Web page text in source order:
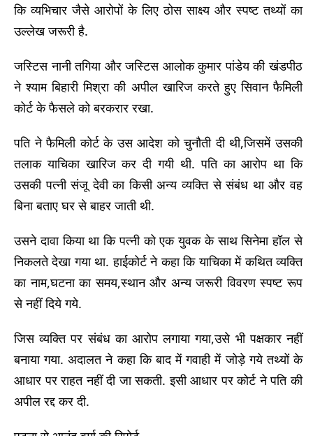
कि व्यभिचार जैसे आरोपों के लिए ठोस साक्ष्य और स्पष्ट तथ्यों का
उल्लेख जरूरी है.
जस्टिस नानी तगिया और जस्टिस आलोक कुमार पांडेय की खंडपीठ
ने श्याम बिहारी मिश्रा की अपील खारिज करते हुए सिवान फैमिली
कोर्ट के फैसले को बरकरार रखा.
पति ने फैमिली कोर्ट के उस आदेश को चुनौती दी थी,जिसमें उसकी
तलाक याचिका खारिज कर दी गयी थी. पति का आरोप था कि
उसकी पत्नी संजू देवी का किसी अन्य व्यक्ति से संबंध था और वह
बिना बताए घर से बाहर जाती थी.
उसने दावा किया था कि पत्नी को एक युवक के साथ सिनेमा हॉल से
निकलते देखा गया था. हाईकोर्ट ने कहा कि याचिका में कथित व्यक्ति
का नाम,घटना का समय,स्थान और अन्य जरूरी विवरण स्पष्ट रूप
से नहीं दिये गये.
जिस व्यक्ति पर संबंध का आरोप लगाया गया,उसे भी पक्षकार नहीं
बनाया गया. अदालत ने कहा कि बाद में गवाही में जोड़े गये तथ्यों के
आधार पर राहत नहीं दी जा सकती. इसी आधार पर कोर्ट ने पति की
अपील रद्द कर दी.